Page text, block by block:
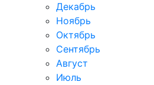
Декабрь
Ноябрь
Октябрь
Сентябрь
Август
Июль